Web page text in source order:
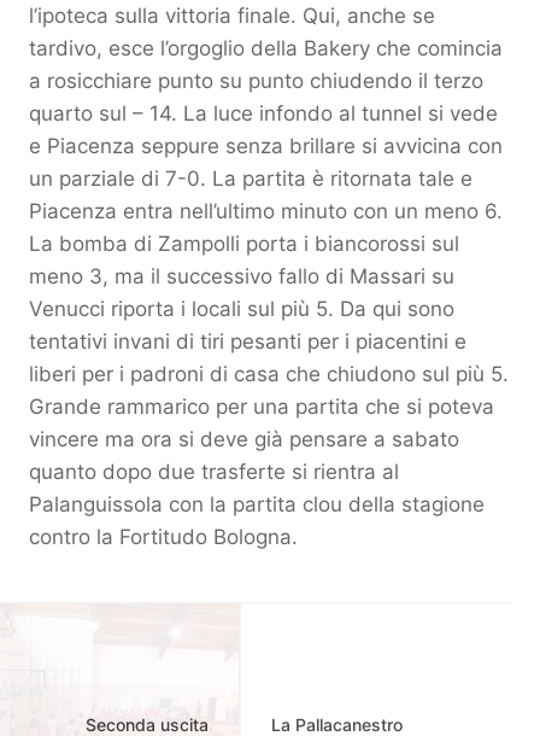
l’ipoteca sulla vittoria finale. Qui, anche se
tardivo, esce l’orgoglio della Bakery che comincia
a rosicchiare punto su punto chiudendo il terzo
quarto sul – 14. La luce infondo al tunnel si vede
e Piacenza seppure senza brillare si avvicina con
un parziale di 7-0. La partita è ritornata tale e
Piacenza entra nell’ultimo minuto con un meno 6.
La bomba di Zampolli porta i biancorossi sul
meno 3, ma il successivo fallo di Massari su
Venucci riporta i locali sul più 5. Da qui sono
tentativi invani di tiri pesanti per i piacentini e
liberi per i padroni di casa che chiudono sul più 5.
Grande rammarico per una partita che si poteva
vincere ma ora si deve già pensare a sabato
quanto dopo due trasferte si rientra al
Palanguissola con la partita clou della stagione
contro la Fortitudo Bologna.
Seconda uscita
La Pallacanestro